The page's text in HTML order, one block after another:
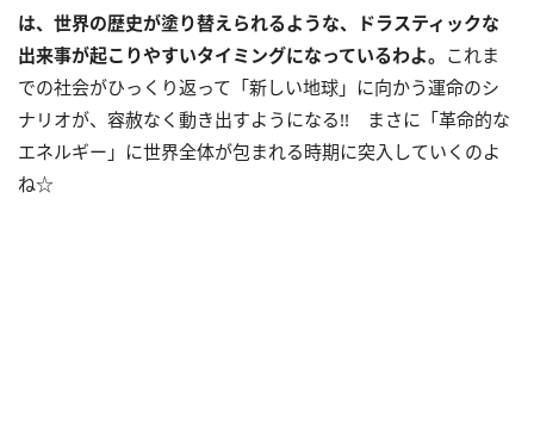
は、世界の歴史が塗り替えられるような、ドラスティックな
出来事が起こりやすいタイミングになっているわよ。 これま
での社会がひっくり返って「新しい地球」に向かう運命のシ
ナリオが、容赦なく動き出すようになる!! まさに「革命的な
エネルギー」に世界全体が包まれる時期に突入していくのよ
ね☆